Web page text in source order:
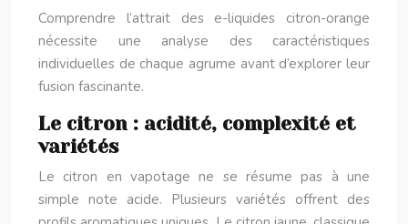
Comprendre l’attrait des e-liquides citron-orange
nécessite une analyse des caractéristiques
individuelles de chaque agrume avant d’explorer leur
fusion fascinante.
Le citron : acidité, complexité et
variétés
Le citron en vapotage ne se résume pas à une
simple note acide. Plusieurs variétés offrent des